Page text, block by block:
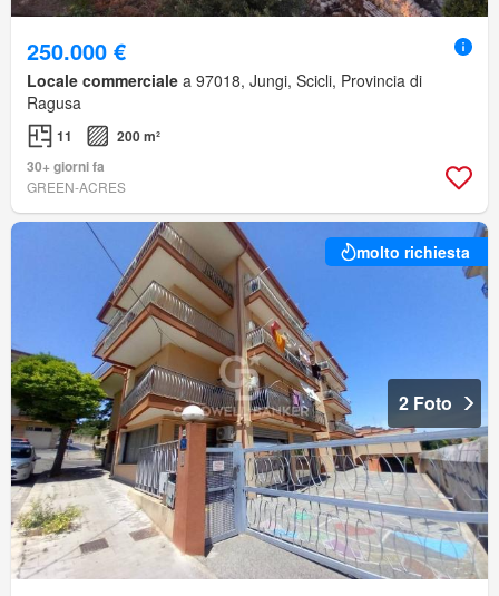
250.000 €
Locale commerciale a 97018, Jungi, Scicli, Provincia di
Ragusa
11
200 m²
30+ giorni fa
GREEN-ACRES
molto richiesta
2 Foto